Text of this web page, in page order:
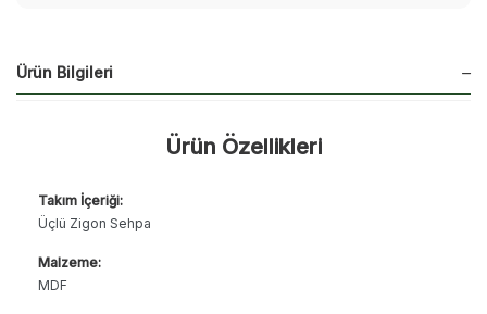
Ürün Bilgileri
Ürün Özellikleri
Takım İçeriği:
Üçlü Zigon Sehpa
Malzeme:
MDF